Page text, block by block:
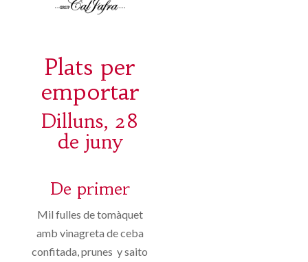
Plats per
emportar
Dilluns, 28
de juny
De primer
Mil fulles de tomàquet
amb vinagreta de ceba
confitada, prunes y saito